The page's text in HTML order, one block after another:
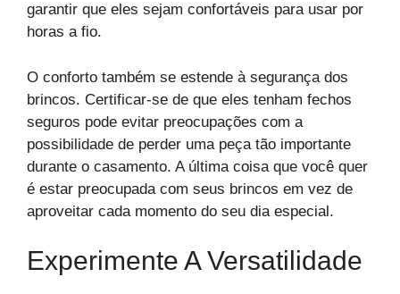
garantir que eles sejam confortáveis para usar por
horas a fio.
O conforto também se estende à segurança dos
brincos. Certificar-se de que eles tenham fechos
seguros pode evitar preocupações com a
possibilidade de perder uma peça tão importante
durante o casamento. A última coisa que você quer
é estar preocupada com seus brincos em vez de
aproveitar cada momento do seu dia especial.
Experimente A Versatilidade